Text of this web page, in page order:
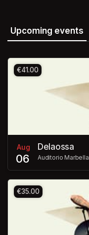
Upcoming events
€41.00
Aug
06
Delaossa
Auditorio Marbella
€35.00